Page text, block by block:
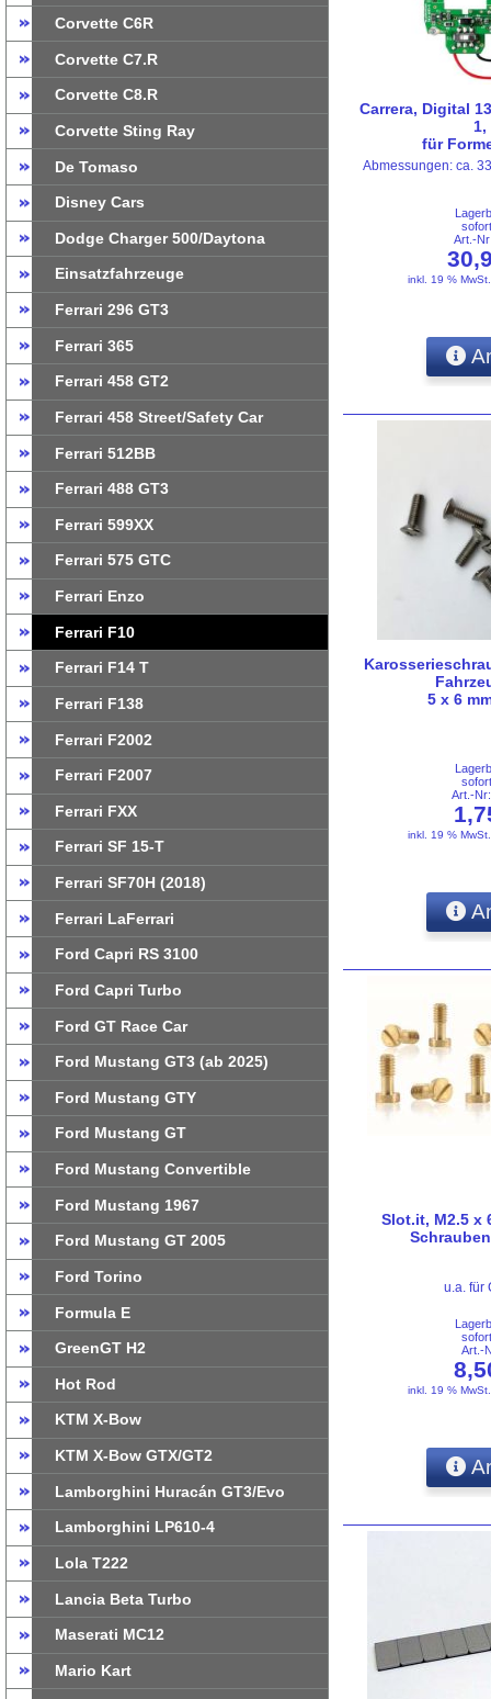
Corvette C6R
Corvette C7.R
Corvette C8.R
Corvette Sting Ray
De Tomaso
Disney Cars
Dodge Charger 500/Daytona
Einsatzfahrzeuge
Ferrari 296 GT3
Ferrari 365
Ferrari 458 GT2
Ferrari 458 Street/Safety Car
Ferrari 512BB
Ferrari 488 GT3
Ferrari 599XX
Ferrari 575 GTC
Ferrari Enzo
Ferrari F10
Ferrari F14 T
Ferrari F138
Ferrari F2002
Ferrari F2007
Ferrari FXX
Ferrari SF 15-T
Ferrari SF70H (2018)
Ferrari LaFerrari
Ford Capri RS 3100
Ford Capri Turbo
Ford GT Race Car
Ford Mustang GT3 (ab 2025)
Ford Mustang GTY
Ford Mustang GT
Ford Mustang Convertible
Ford Mustang 1967
Ford Mustang GT 2005
Ford Torino
Formula E
GreenGT H2
Hot Rod
KTM X-Bow
KTM X-Bow GTX/GT2
Lamborghini Huracán GT3/Evo
Lamborghini LP610-4
Lola T222
Lancia Beta Turbo
Maserati MC12
Mario Kart
Carrera, Digital
1,
für
Abmessungen: ca.
Art.-
inkl. 19 %
5 x 6
Art.-
inkl. 19 %
Slot.it, M2.5 x
u.a. für
Art.-
inkl. 19 %